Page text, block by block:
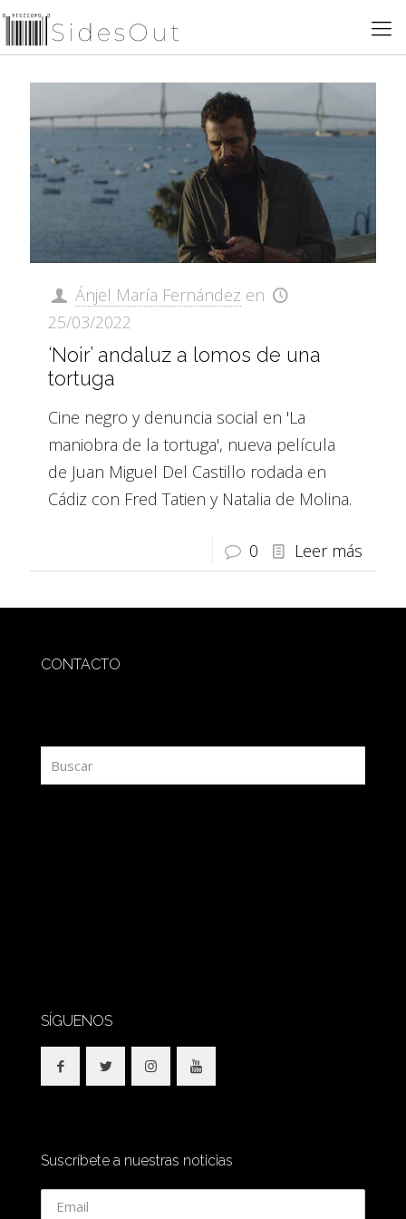
Ánjel María Fernández en
25/03/2022
‘Noir’ andaluz a lomos de una
tortuga
Cine negro y denuncia social en 'La
maniobra de la tortuga', nueva película
de Juan Miguel Del Castillo rodada en
Cádiz con Fred Tatien y Natalia de Molina.
0 Leer más
CONTACTO
SÍGUENOS
Suscríbete a nuestras noticias